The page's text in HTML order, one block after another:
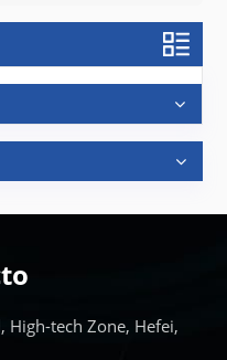
High-tech Zone, Hefei,